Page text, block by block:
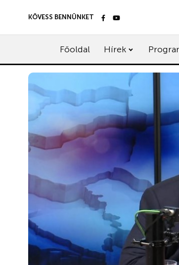
KÖVESS BENNÜNKET
Főoldal Hírek